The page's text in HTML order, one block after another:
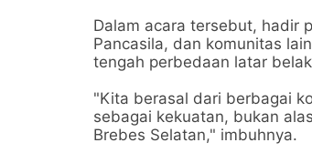
Dalam acara tersebut, hadir
Pancasila, dan komunitas
tengah perbedaan latar
"Kita berasal dari berbagai
sebagai kekuatan, bukan
Brebes Selatan," imbuhnya.